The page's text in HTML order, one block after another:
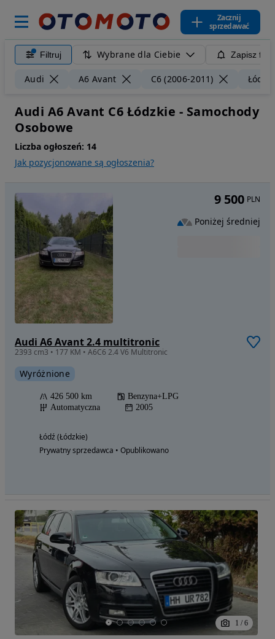
Zacznij
sprzedawać
Filtruj Wybrane dla Ciebie Zapisz
Audi A6 Avant C6 (2006-2011)
Audi A6 Avant C6 Łódzkie - Samochody
Osobowe
Liczba ogłoszeń: 14
Jak pozycjonowane są ogłoszenia?
Audi A6 Avant 2.4 multitronic
2393 cm3 • 177 KM • A6C6 2.4 V6 Multitronic
Wyróżnione
426 500 km
Benzyna+LPG
Automatyczna
2005
Łódź (Łódzkie)
Prywatny sprzedawca • Opublikowano
9 500 PLN
Poniżej średniej
1 / 6